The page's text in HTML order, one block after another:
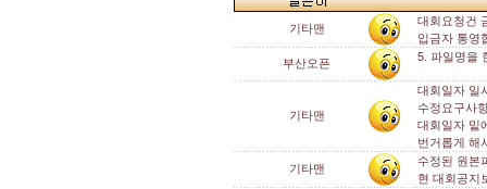
기타맨
대회요청건
입금자 통영
부산오픈
5. 파일명을
기타맨
대회일자 일
수정요구사
대회일자 밑
번거롭게 해
기타맨
수정된 원본
현 대회공지